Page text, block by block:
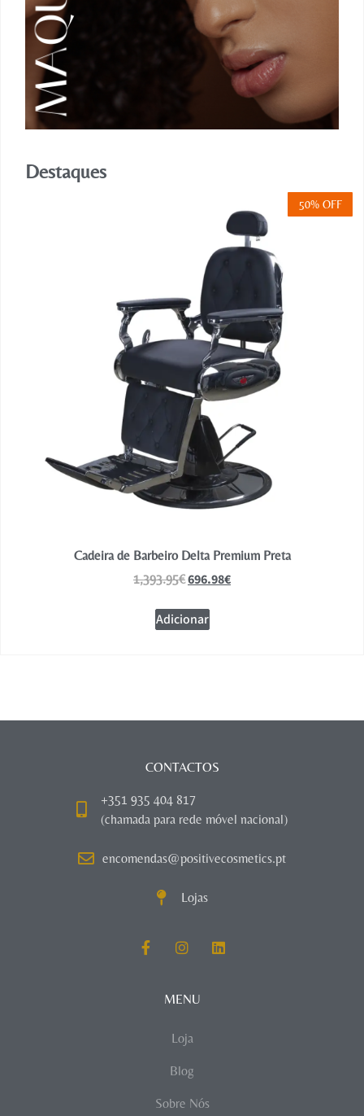
Destaques
50% OFF
Cadeira de Barbeiro Delta Premium Preta
1,393.95€696.98€
Adicionar
CONTACTOS
+351 935 404 817
(chamada para rede móvel nacional)
encomendas@positivecosmetics.pt
Lojas
MENU
Loja
Blog
Sobre Nós